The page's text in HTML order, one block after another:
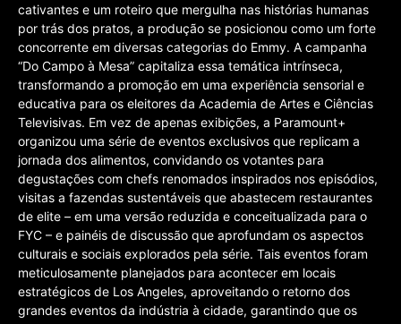
cativantes e um roteiro que mergulha nas histórias humanas
por trás dos pratos, a produção se posicionou como um forte
concorrente em diversas categorias do Emmy. A campanha
“Do Campo à Mesa” capitaliza essa temática intrínseca,
transformando a promoção em uma experiência sensorial e
educativa para os eleitores da Academia de Artes e Ciências
Televisivas. Em vez de apenas exibições, a Paramount+
organizou uma série de eventos exclusivos que replicam a
jornada dos alimentos, convidando os votantes para
degustações com chefs renomados inspirados nos episódios,
visitas a fazendas sustentáveis que abastecem restaurantes
de elite – em uma versão reduzida e conceitualizada para o
FYC – e painéis de discussão que aprofundam os aspectos
culturais e sociais explorados pela série. Tais eventos foram
meticulosamente planejados para acontecer em locais
estratégicos de Los Angeles, aproveitando o retorno dos
grandes eventos da indústria à cidade, garantindo que os